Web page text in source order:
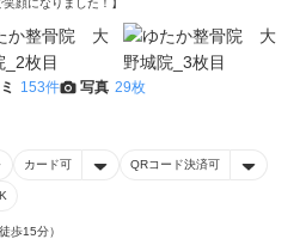
顔になりました！】
153件 写真 29枚
カード可 QRコード決済可
歩15分）